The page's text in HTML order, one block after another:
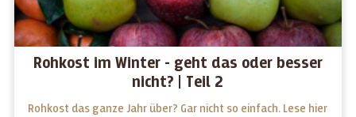
Rohkost im Winter - geht das oder besser
nicht? | Teil 2
Rohkost das ganze Jahr über? Gar nicht so einfach. Lese hier